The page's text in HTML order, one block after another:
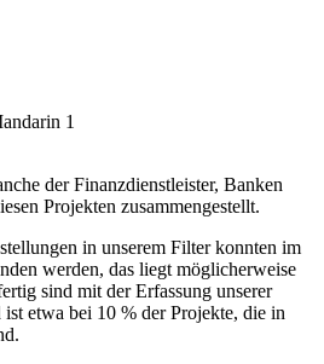
1
der Finanzdienstleister, Banken
Projekten zusammengestellt.
in unserem Filter konnten im
werden, das liegt möglicherweise
sind mit der Erfassung unserer
etwa bei 10 % der Projekte, die in